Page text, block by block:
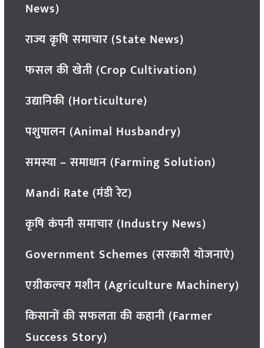
News)
राज्य कृषि समाचार (State News)
फसल की खेती (Crop Cultivation)
उद्यानिकी (Horticulture)
पशुपालन (Animal Husbandry)
समस्या – समाधान (Farming Solution)
Mandi Rate (मंडी रेट)
कृषि कंपनी समाचार (Industry News)
Government Schemes (सरकारी योजनाएं)
एग्रीकल्चर मशीन (Agriculture Machinery)
किसानों की सफलता की कहानी (Farmer
Success Story)